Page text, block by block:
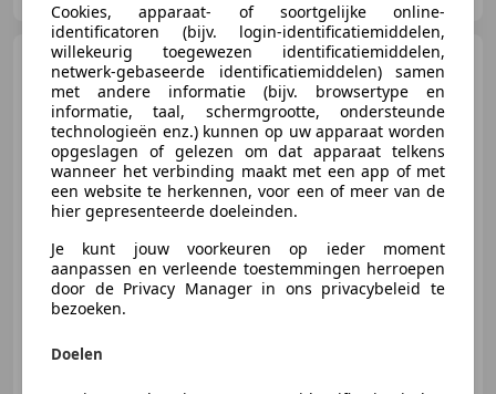
Volkswagen T-Roc1.0 TSI,
airco, stoelverw., trekhaak
€ 13.400
03/2018 142.900 km Benzine
85 kW (116 PK)
Cookies, apparaat- of soortgelijke online-
identificatoren (bijv. login-identificatiemiddelen,
willekeurig toegewezen identificatiemiddelen,
netwerk-gebaseerde identificatiemiddelen) samen
met andere informatie (bijv. browsertype en
informatie, taal, schermgrootte, ondersteunde
technologieën enz.) kunnen op uw apparaat worden
opgeslagen of gelezen om dat apparaat telkens
wanneer het verbinding maakt met een app of met
een website te herkennen, voor een of meer van de
hier gepresenteerde doeleinden.
Je kunt jouw voorkeuren op ieder moment
aanpassen en verleende toestemmingen herroepen
door de Privacy Manager in ons privacybeleid te
bezoeken.
Doelen